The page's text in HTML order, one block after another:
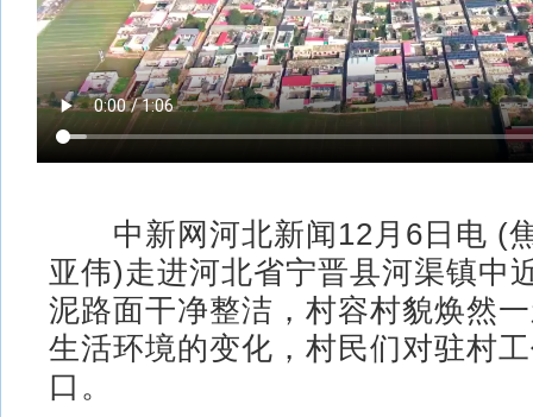
中新网河北新闻12月6日电 (
亚伟)走进河北省宁晋县河渠镇中
泥路面干净整洁，村容村貌焕然
生活环境的变化，村民们对驻村
口。